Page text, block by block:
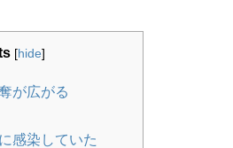
[hide]
が広がる
感染していた